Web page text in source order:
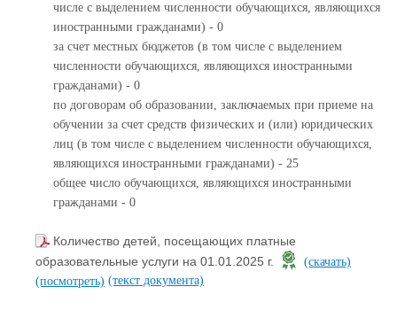
числе с выделением численности обучающихся, являющихся
иностранными гражданами) - 0
за счет местных бюджетов (в том числе с выделением
численности обучающихся, являющихся иностранными
гражданами) - 0
по договорам об образовании, заключаемых при приеме на
обучении за счет средств физических и (или) юридических
лиц (в том числе с выделением численности обучающихся,
являющихся иностранными гражданами) - 25
общее число обучающихся, являющихся иностранными
гражданами - 0
Количество детей, посещающих платные
образовательные услуги на 01.01.2025 г.
(скачать)
(посмотреть) (текст документа)